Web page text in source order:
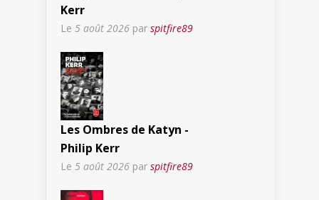
Kerr
Le 5 août 2026 par spitfire89
Les Ombres de Katyn -
Philip Kerr
Le 5 août 2026 par spitfire89